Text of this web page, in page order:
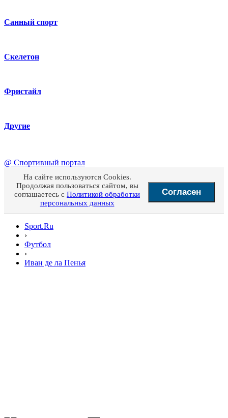
Санный спорт
Скелетон
Фристайл
Другие
@ Спортивный портал
На сайте используются Cookies.
Продолжая пользоваться сайтом, вы
соглашаетесь с Политикой обработки
персональных данных
Согласен
Sport.Ru
›
Футбол
›
Иван де ла Пенья